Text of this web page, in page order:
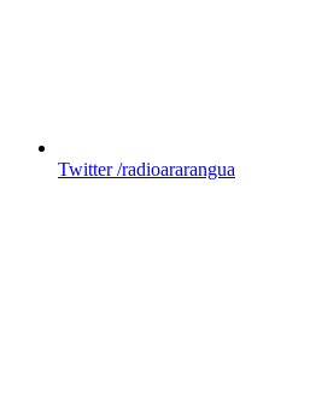
Twitter /radioararangua